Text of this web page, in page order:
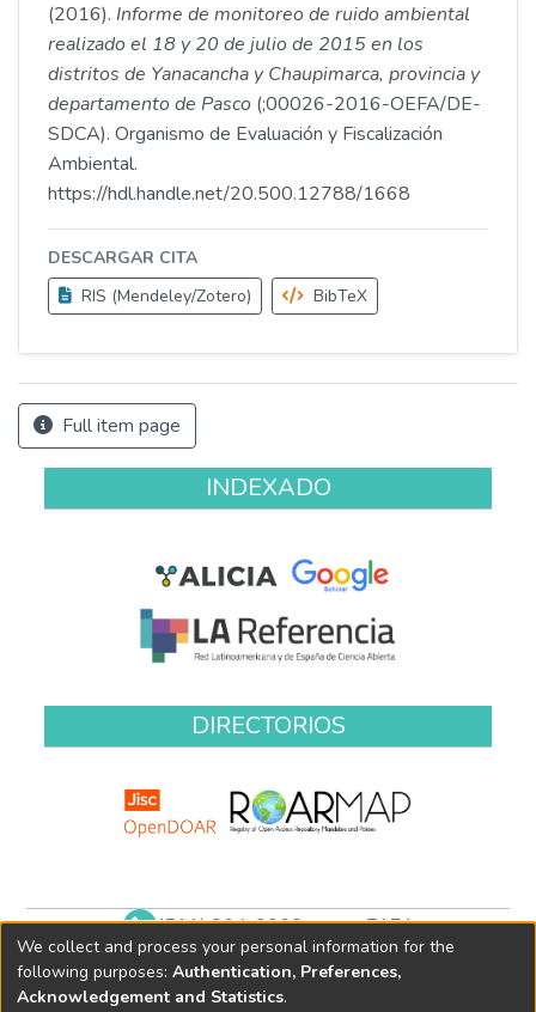
(2016). Informe de monitoreo de ruido ambiental
realizado el 18 y 20 de julio de 2015 en los
distritos de Yanacancha y Chaupimarca, provincia y
departamento de Pasco (;00026-2016-OEFA/DE-
SDCA). Organismo de Evaluación y Fiscalización
Ambiental.
https://hdl.handle.net/20.500.12788/1668
DESCARGAR CITA
RIS (Mendeley/Zotero)
BibTeX
Full item page
INDEXADO
DIRECTORIOS
(511) 204-9900 anexo 7171
biblioteca@oefa.gob.pe
We collect and process your personal information for the
following purposes: Authentication, Preferences,
Acknowledgement and Statistics.